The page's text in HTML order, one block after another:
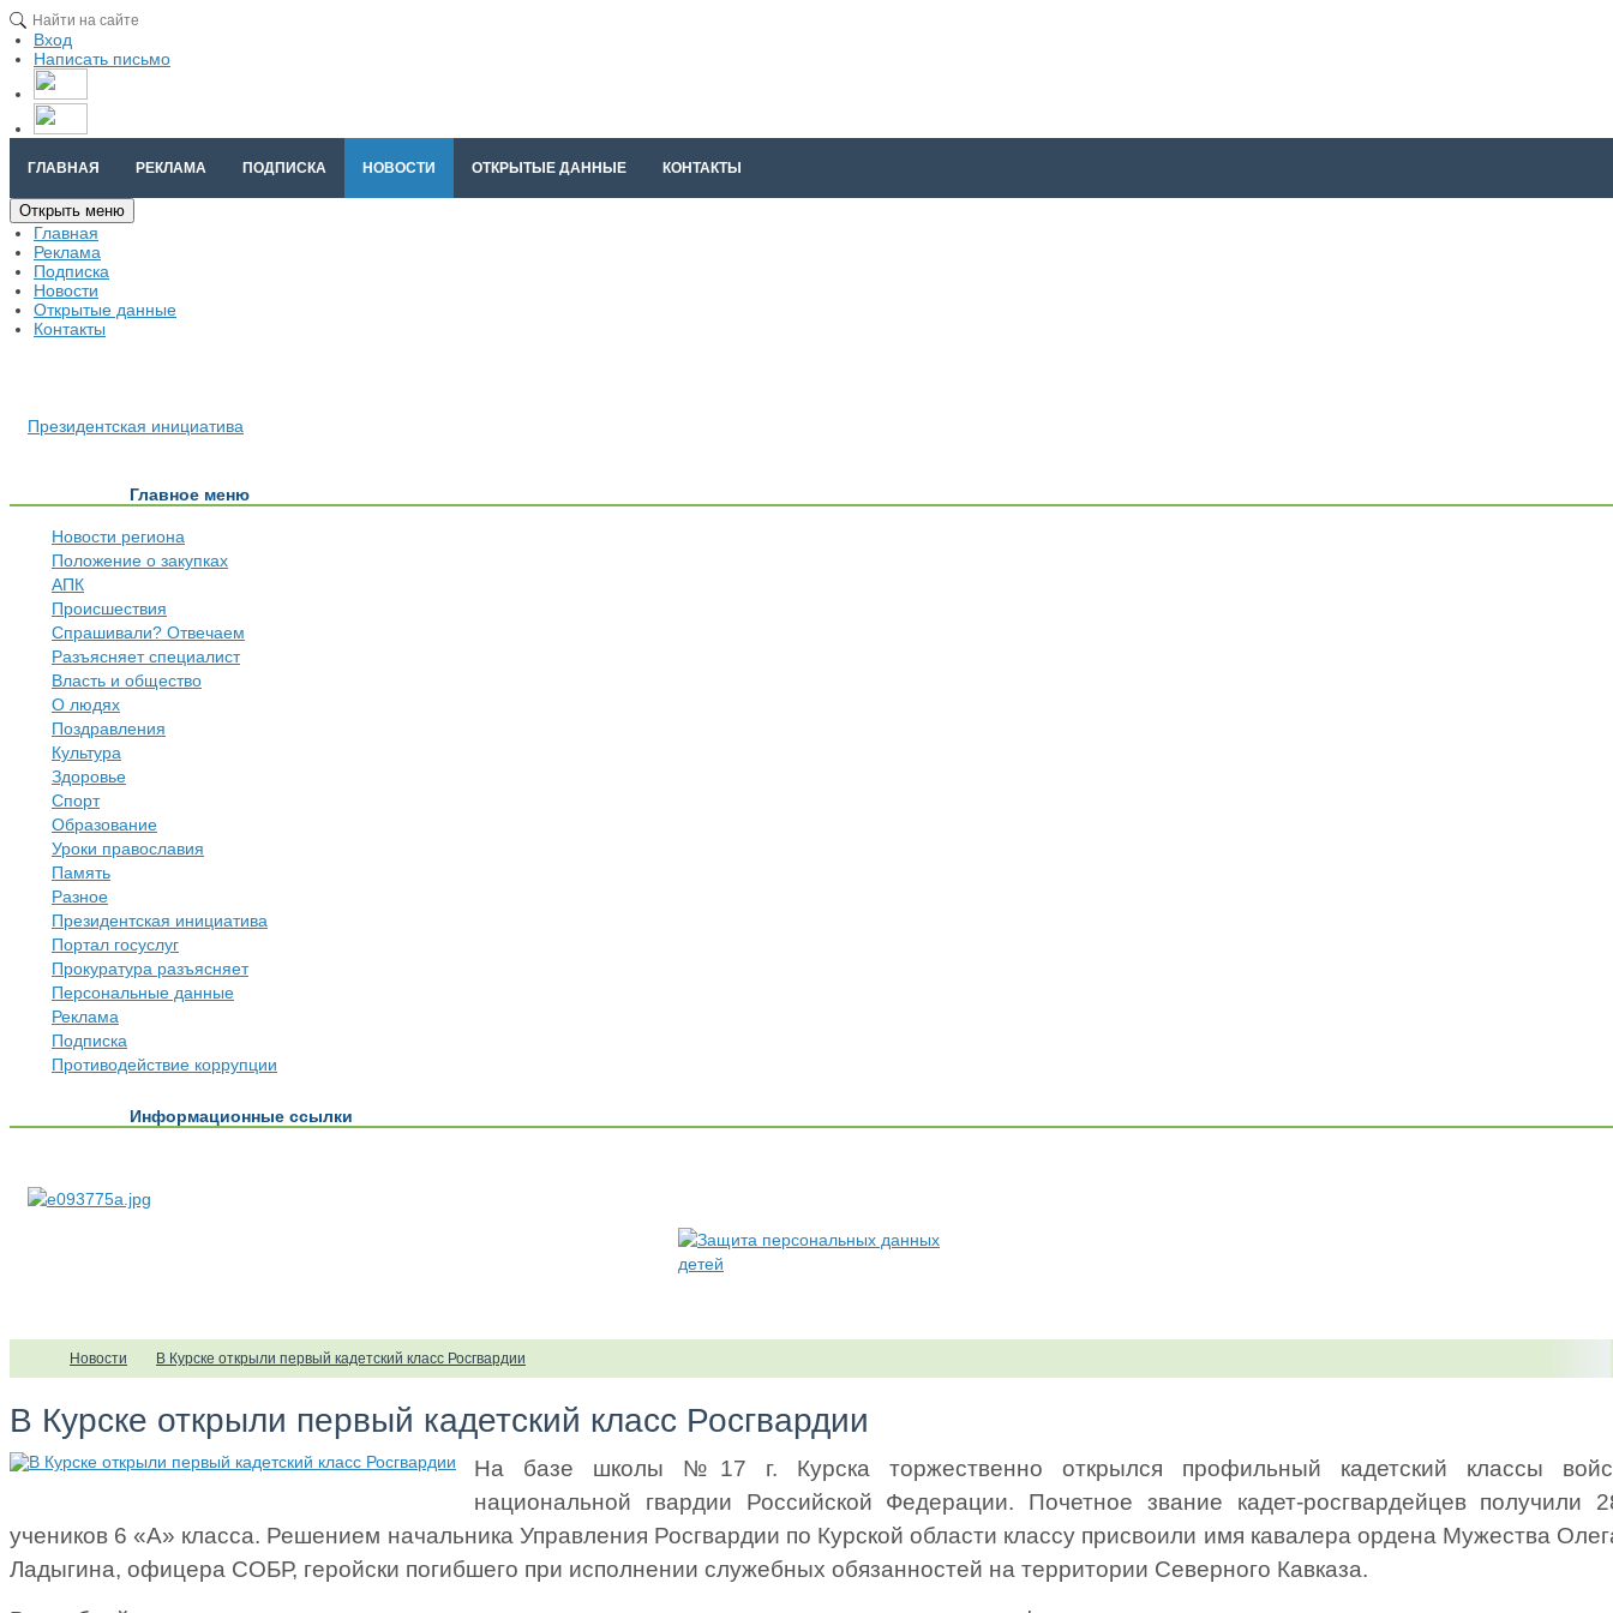
Вход
Написать письмо
ГЛАВНАЯ РЕКЛАМА ПОДПИСКА НОВОСТИ ОТКРЫТЫЕ ДАННЫЕ КОНТАКТЫ
Открыть меню
Главная
Реклама
Подписка
Новости
Открытые данные
Контакты
Президентская инициатива
Главное меню
Новости региона
Положение о закупках
АПК
Происшествия
Спрашивали? Отвечаем
Разъясняет специалист
Власть и общество
О людях
Поздравления
Культура
Здоровье
Спорт
Образование
Уроки православия
Память
Разное
Президентская инициатива
Портал госуслуг
Прокуратура разъясняет
Персональные данные
Реклама
Подписка
Противодействие коррупции
Информационные ссылки
Новости В Курске открыли первый кадетский класс Росгвардии
В Курске открыли первый кадетский класс Росгвардии
На базе школы №17 г. Курска торжественно открылся профильный кадетский классы
национальной гвардии Российской Федерации. Почетное звание кадет-росгвардейцев получили
учеников 6 «А» класса. Решением начальника Управления Росгвардии по Курской области классу присвоили имя кавалера ордена Мужества
Ладыгина, офицера СОБР, геройски погибшего при исполнении служебных обязанностей на территории Северного Кавказа.